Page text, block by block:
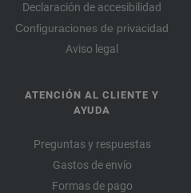
Declaración de accesibilidad
Configuraciones de privacidad
Aviso legal
ATENCIÓN AL CLIENTE Y
AYUDA
Preguntas y respuestas
Gastos de envío
Formas de pago